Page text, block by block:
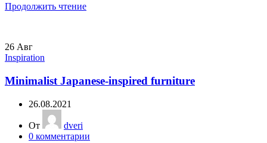
Продолжить чтение
26 Авг
Inspiration
Minimalist Japanese-inspired furniture
26.08.2021
От
dveri
0 комментарии